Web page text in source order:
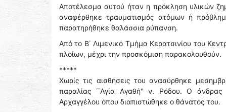
Αποτέλεσμα αυτού ήταν η πρόκληση υλικών
αναφέρθηκε τραυματισμός ατόμων ή
παρατηρήθηκε θαλάσσια ρύπανση.
Από το Β΄ Λιμενικό Τμήμα Κερατσινίου του
πλοίων, μέχρι την προσκόμιση παρακολουθούν.
*****
Χωρίς τις αισθήσεις του ανασύρθηκε
παραλίας ΄΄Αγία Αγαθή'' ν. Ρόδου. Ο
Αρχαγγέλου όπου διαπιστώθηκε ο θάνατός του.